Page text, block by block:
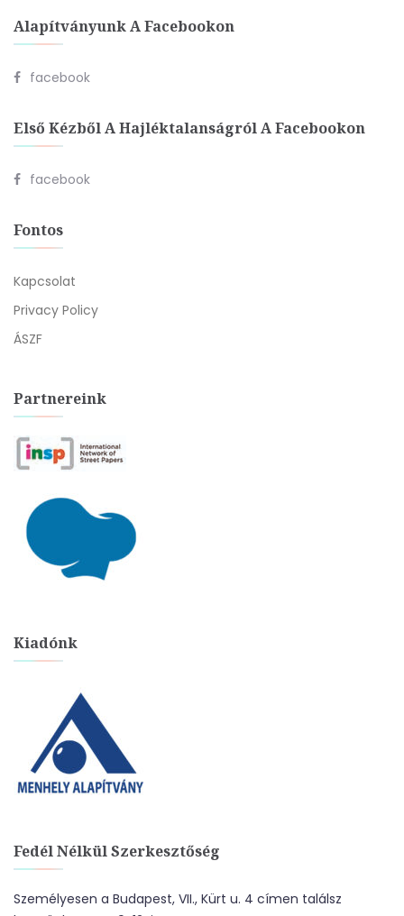
Alapítványunk A Facebookon
facebook
Első Kézből A Hajléktalanságról A Facebookon
facebook
Fontos
Kapcsolat
Privacy Policy
ÁSZF
Partnereink
Kiadónk
Fedél Nélkül Szerkesztőség
Személyesen a Budapest, VII., Kürt u. 4 címen találsz